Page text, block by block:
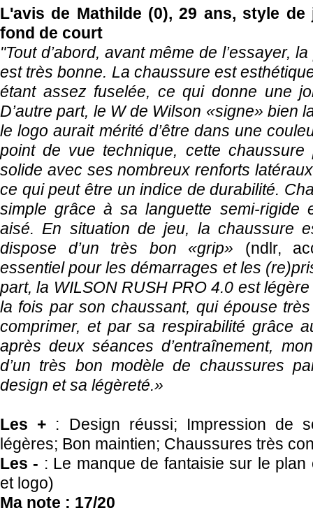
L'avis de Mathilde (0), 29 ans, style
fond de court
"Tout d’abord, avant même de l’essayer,
est très bonne. La chaussure est
étant assez fuselée, ce qui donne une
D’autre part, le W de Wilson «signe» bien
le logo aurait mérité d’être dans une
point de vue technique, cette chaussure
solide avec ses nombreux renforts
ce qui peut être un indice de durabilité.
simple grâce à sa languette semi-rigide
aisé. En situation de jeu, la chaussure
dispose d’un très bon «grip» (ndlr,
essentiel pour les démarrages et les
part, la WILSON RUSH PRO 4.0 est
la fois par son chaussant, qui épouse
comprimer, et par sa respirabilité grâce
après deux séances d’entraînement,
d’un très bon modèle de chaussures
design et sa légèreté.»
Les + : Design réussi; Impression de
légères; Bon maintien; Chaussures très
Les - : Le manque de fantaisie sur le plan
et logo)
Ma note : 17/20